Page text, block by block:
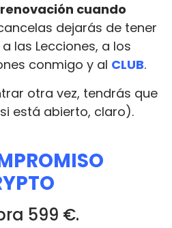
cuando
dejarás de tener
las Lecciones, a los
conmigo y al CLUB.
otra vez, tendrás que
está abierto, claro).
599 €.